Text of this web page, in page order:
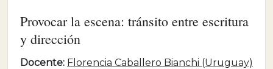
Provocar la escena: tránsito entre escritura
y dirección
Docente: Florencia Caballero Bianchi (Uruguay)